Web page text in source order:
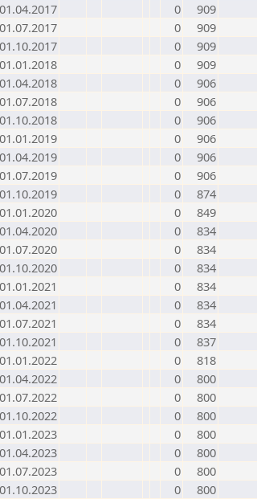
0
909
0
909
0
909
0
909
0
906
0
906
0
906
0
906
0
906
0
906
0
874
0
849
0
834
0
834
0
834
0
834
0
834
0
834
0
837
0
818
0
800
0
800
0
800
0
800
0
800
0
800
0
800